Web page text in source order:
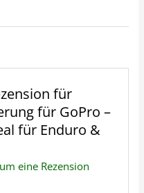
für
für GoPro –
für Enduro &
eine Rezension